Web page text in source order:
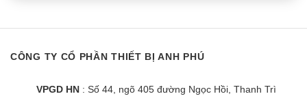
CÔNG TY CỔ PHẦN THIẾT BỊ ANH PHÚ
VPGD HN : Số 44, ngõ 405 đường Ngọc Hồi, Thanh Trì